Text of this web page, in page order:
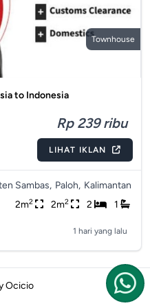
Townhouse
to Indonesia
Rp 239 ribu
LIHAT IKLAN
Sambas, Paloh, Kalimantan
2m2 2m2 2 1
1 hari yang lalu
Ocicio